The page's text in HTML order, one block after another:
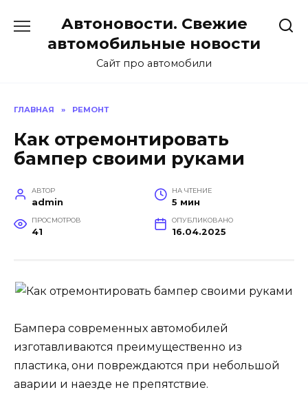
содержанию
Автоновости. Свежие
автомобильные новости
Сайт про автомобили
ГЛАВНАЯ » РЕМОНТ
Как отремонтировать
бампер своими руками
АВТОР
admin
НА ЧТЕНИЕ
5 мин
ПРОСМОТРОВ
41
ОПУБЛИКОВАНО
16.04.2025
Бампера современных автомобилей
изготавливаются преимущественно из
пластика, они повреждаются при небольшой
аварии и наезде не препятствие.